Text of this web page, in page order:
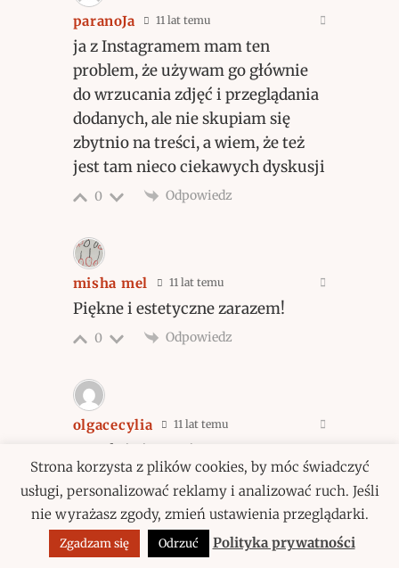
paranoJa 11 lat temu
ja z Instagramem mam ten
problem, że używam go głównie
do wrzucania zdjęć i przeglądania
dodanych, ale nie skupiam się
zbytnio na treści, a wiem, że też
jest tam nieco ciekawych dyskusji
0 Odpowiedz
misha mel 11 lat temu
Piękne i estetyczne zarazem!
0 Odpowiedz
olgacecylia 11 lat temu
Zupełnie inaczej postrzegam
Instagram niż Ty :-) Dla mnie
najbardziej wartościową rzeczą w
tych zdjęciach jest ich
autentyczność i „świeżość”.
Strona korzysta z plików cookies, by móc świadczyć
usługi, personalizować reklamy i analizować ruch. Jeśli
nie wyrażasz zgody, zmień ustawienia przeglądarki.
Zgadzam się Odrzuć Polityka prywatności